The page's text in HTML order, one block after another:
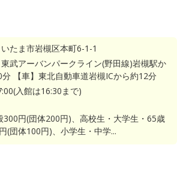
たま市岩槻区本町6-1-1
東武アーバンパークライン(野田線)岩槻駅か
分 【車】東北自動車道岩槻ICから約12分
入館は16:30まで)
300円(団体200円)、高校生・大学生・65歳
(団体100円)、小学生・中学...